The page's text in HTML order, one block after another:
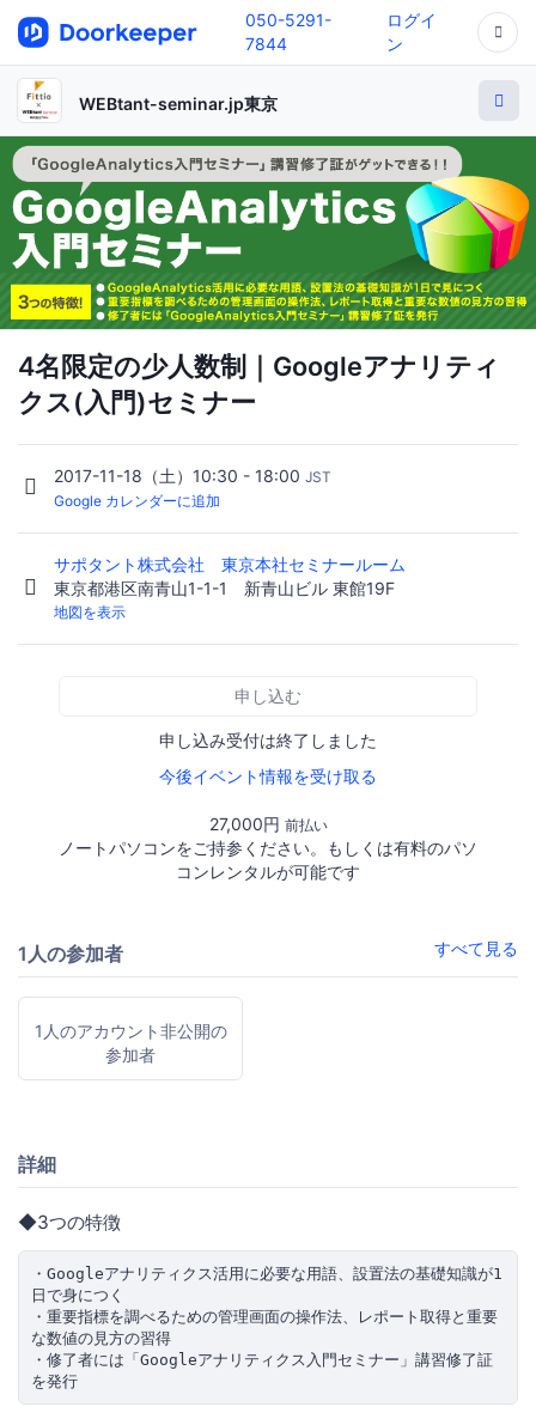
050-5291-
7844
ログイ
ン
WEBtant-seminar.jp東京
4名限定の少人数制｜Googleアナリティ
クス(入門)セミナー
2017-11-18（土）10:30 - 18:00 JST
Google カレンダーに追加
サポタント株式会社 東京本社セミナールーム
東京都港区南青山1-1-1 新青山ビル 東館19F
地図を表示
申し込む
申し込み受付は終了しました
今後イベント情報を受け取る
27,000円 前払い
ノートパソコンをご持参ください。もしくは有料のパソ
コンレンタルが可能です
1人の参加者 すべて見る
1人のアカウント非公開の
参加者
詳細
◆3つの特徴
・Googleアナリティクス活用に必要な用語、設置法の基礎知識が1
日で身につく
・重要指標を調べるための管理画面の操作法、レポート取得と重要
な数値の見方の習得
・修了者には「Googleアナリティクス入門セミナー」講習修了証
を発行